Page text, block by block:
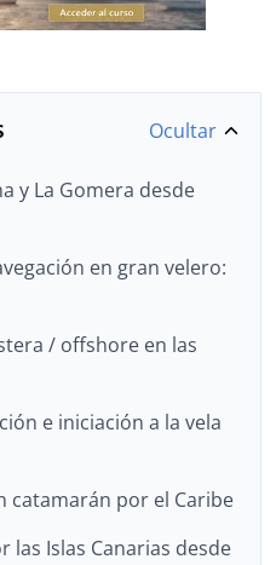
Ocultar
y La Gomera desde
en gran velero:
/ offshore en las
e iniciación a la vela
catamarán por el Caribe
las Islas Canarias desde